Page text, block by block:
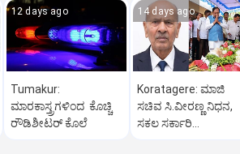
12 days ago
Tumakur:
ಮಾರಕಾಸ್ತ್ರಗಳಿಂದ ಕೊಚ್ಚಿ
ರೌಡಿಶೀಟರ್ ಕೊಲೆ
14 days ago
Koratagere: ಮಾಜಿ
ಸಚಿವ ಸಿ.ವೀರಣ್ಣ ನಿಧನ,
ಸಕಲ ಸರ್ಕಾರಿ